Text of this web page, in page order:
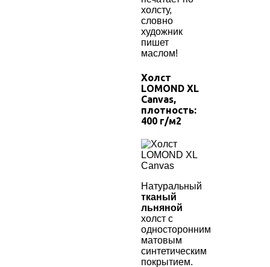
холсту,
словно
художник
пишет
маслом!
Холст
LOMOND XL
Canvas,
плотность:
400 г/м2
Натуральный
тканый
льняной
холст с
односторонним
матовым
синтетическим
покрытием.